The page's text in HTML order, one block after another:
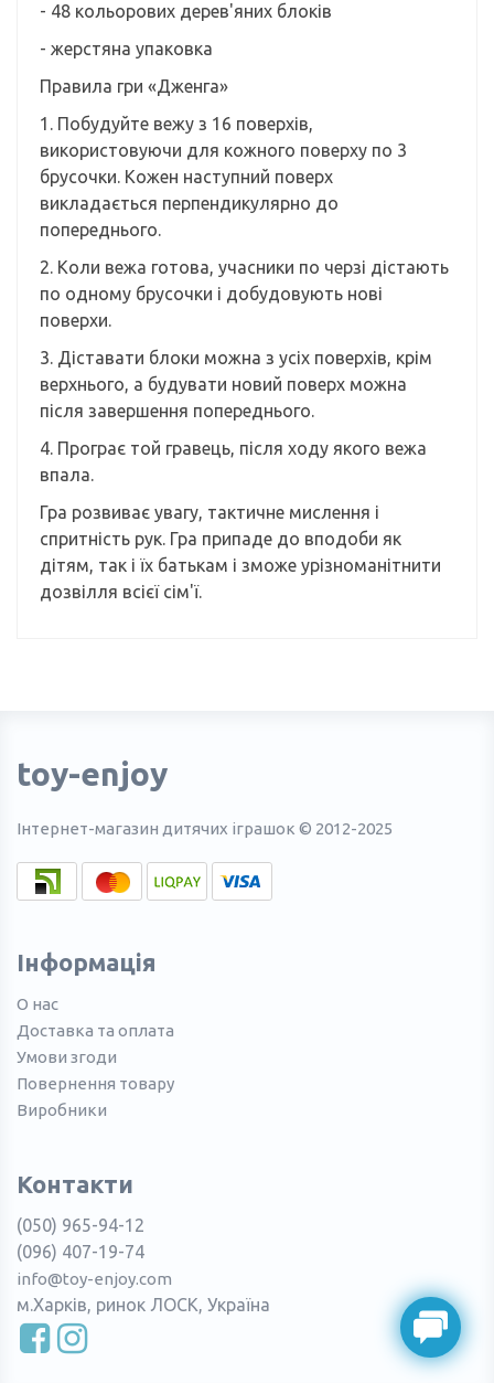
- 48 кольорових дерев'яних блоків
- жерстяна упаковка
Правила гри «Дженга»
1. Побудуйте вежу з 16 поверхів,
використовуючи для кожного поверху по 3
брусочки. Кожен наступний поверх
викладається перпендикулярно до
попереднього.
2. Коли вежа готова, учасники по черзі дістають
по одному брусочки і добудовують нові
поверхи.
3. Діставати блоки можна з усіх поверхів, крім
верхнього, а будувати новий поверх можна
після завершення попереднього.
4. Програє той гравець, після ходу якого вежа
впала.
Гра розвиває увагу, тактичне мислення і
спритність рук. Гра припаде до вподоби як
дітям, так і їх батькам і зможе урізноманітнити
дозвілля всієї сім'ї.
toy-enjoy
Інтернет-магазин дитячих іграшок © 2012-2025
Інформація
О нас
Доставка та оплата
Умови згоди
Повернення товару
Виробники
Контакти
(050) 965-94-12
(096) 407-19-74
info@toy-enjoy.com
м.Харків, ринок ЛОСК, Україна